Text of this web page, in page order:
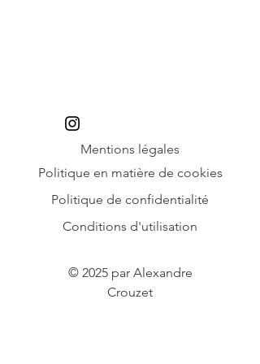
Mentions légales
Politique en matière de cookies
Politique de confidentialité
Conditions d'utilisation
© 2025 par Alexandre
Crouzet